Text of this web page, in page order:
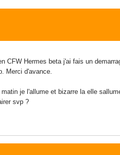
CFW Hermes beta j'ai fais un
Merci d'avance.
je l'allume et bizarre la elle
svp ?